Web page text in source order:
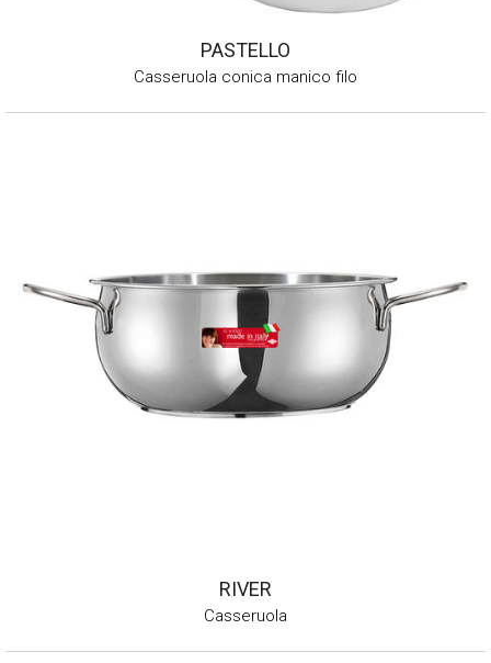
PASTELLO
Casseruola conica manico filo
RIVER
Casseruola